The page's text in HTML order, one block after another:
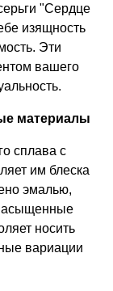
"Сердце
изящность
Эти
вашего
материалы
сплава с
им блеска
эмалью,
носить
вариации